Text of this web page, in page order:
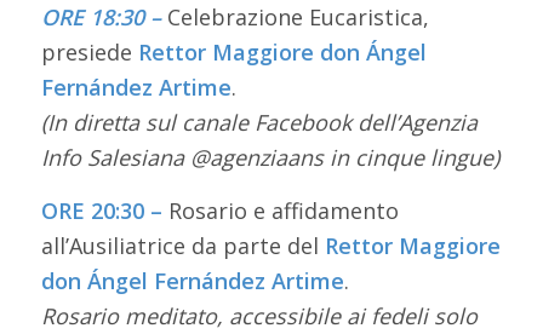
ORE 18:30 – Celebrazione Eucaristica,
presiede Rettor Maggiore don Ángel
Fernández Artime.
(In diretta sul canale Facebook dell’Agenzia
Info Salesiana @agenziaans in cinque lingue)
ORE 20:30 – Rosario e affidamento
all’Ausiliatrice da parte del Rettor Maggiore
don Ángel Fernández Artime.
Rosario meditato, accessibile ai fedeli solo